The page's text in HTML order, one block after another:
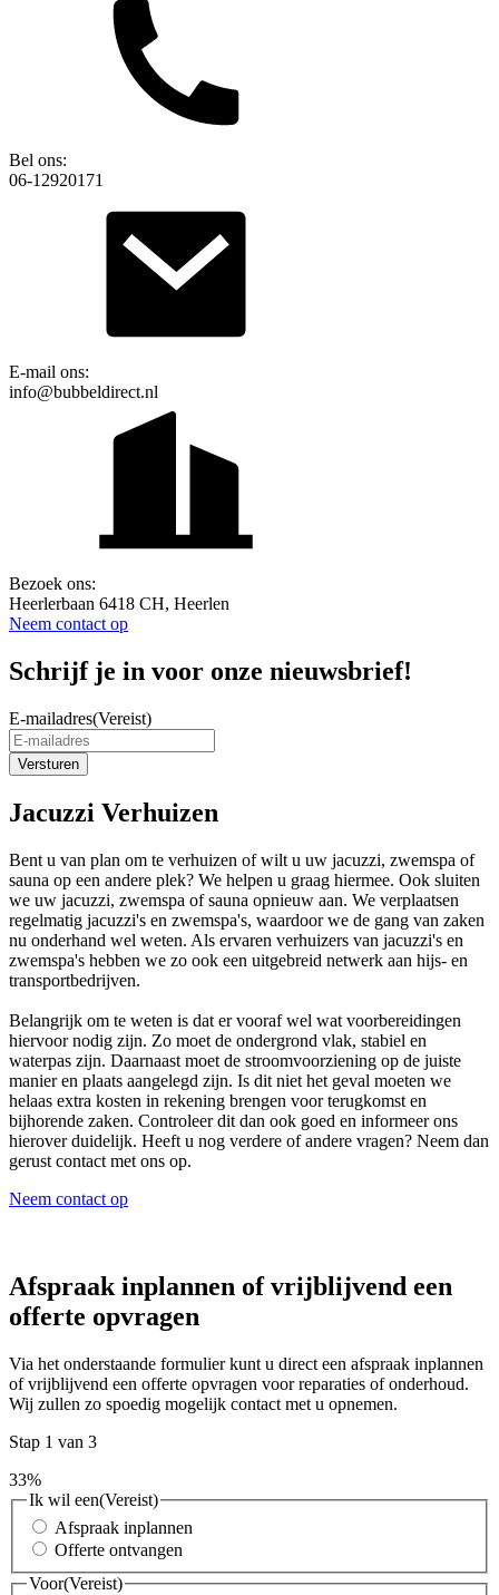
Bel ons:
06-12920171
E-mail ons:
info@bubbeldirect.nl
Bezoek ons:
Heerlerbaan 6418 CH, Heerlen
Neem contact op
Schrijf je in voor onze nieuwsbrief!
E-mailadres(Vereist)
Versturen
Jacuzzi Verhuizen
Bent u van plan om te verhuizen of wilt u uw jacuzzi, zwemspa of
sauna op een andere plek? We helpen u graag hiermee. Ook sluiten
we uw jacuzzi, zwemspa of sauna opnieuw aan. We verplaatsen
regelmatig jacuzzi's en zwemspa's, waardoor we de gang van zaken
nu onderhand wel weten. Als ervaren verhuizers van jacuzzi's en
zwemspa's hebben we zo ook een uitgebreid netwerk aan hijs- en
transportbedrijven.
Belangrijk om te weten is dat er vooraf wel wat voorbereidingen
hiervoor nodig zijn. Zo moet de ondergrond vlak, stabiel en
waterpas zijn. Daarnaast moet de stroomvoorziening op de juiste
manier en plaats aangelegd zijn. Is dit niet het geval moeten we
helaas extra kosten in rekening brengen voor terugkomst en
bijhorende zaken. Controleer dit dan ook goed en informeer ons
hierover duidelijk. Heeft u nog verdere of andere vragen? Neem dan
gerust contact met ons op.
Neem contact op
Afspraak inplannen of vrijblijvend een
offerte opvragen
Via het onderstaande formulier kunt u direct een afspraak inplannen
of vrijblijvend een offerte opvragen voor reparaties of onderhoud.
Wij zullen zo spoedig mogelijk contact met u opnemen.
Stap 1 van 3
33%
Ik wil een(Vereist)
Afspraak inplannen
Offerte ontvangen
Voor(Vereist)